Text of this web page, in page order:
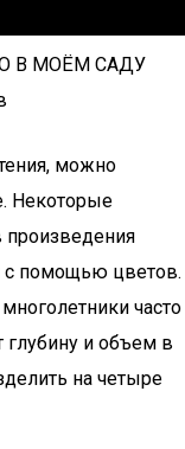
В МОЁМ САДУ
можно
Некоторые
с помощью цветов.
часто
глубину и объем в
на четыре